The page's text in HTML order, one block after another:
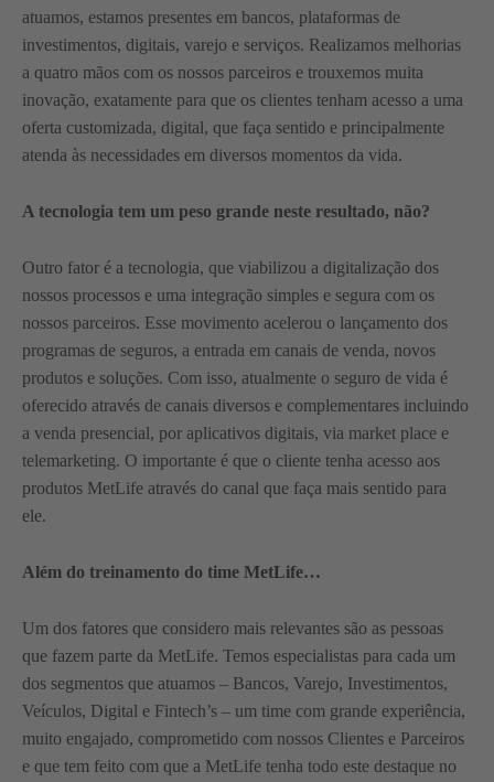
atuamos, estamos presentes em bancos, plataformas de
investimentos, digitais, varejo e serviços. Realizamos melhorias
a quatro mãos com os nossos parceiros e trouxemos muita
inovação, exatamente para que os clientes tenham acesso a uma
oferta customizada, digital, que faça sentido e principalmente
atenda às necessidades em diversos momentos da vida.
A tecnologia tem um peso grande neste resultado, não?
Outro fator é a tecnologia, que viabilizou a digitalização dos
nossos processos e uma integração simples e segura com os
nossos parceiros. Esse movimento acelerou o lançamento dos
programas de seguros, a entrada em canais de venda, novos
produtos e soluções. Com isso, atualmente o seguro de vida é
oferecido através de canais diversos e complementares incluindo
a venda presencial, por aplicativos digitais, via market place e
telemarketing. O importante é que o cliente tenha acesso aos
produtos MetLife através do canal que faça mais sentido para
ele.
Além do treinamento do time MetLife…
Um dos fatores que considero mais relevantes são as pessoas
que fazem parte da MetLife. Temos especialistas para cada um
dos segmentos que atuamos – Bancos, Varejo, Investimentos,
Veículos, Digital e Fintech’s – um time com grande experiência,
muito engajado, comprometido com nossos Clientes e Parceiros
e que tem feito com que a MetLife tenha todo este destaque no